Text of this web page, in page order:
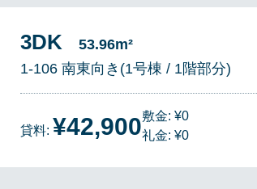
3DK
53.96m²
1-106 南東向き(1号棟 / 1階部分)
貸料: ¥42,900敷金: ¥0
礼金: ¥0